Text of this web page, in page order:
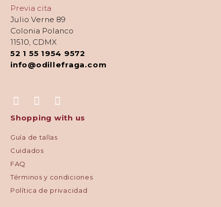
Previa cita
Julio Verne 89
Colonia Polanco
11510, CDMX
52 1 55 1954 9572
info@odillefraga.com
Shopping with us
Guía de tallas
Cuidados
FAQ
Términos y condiciones
Política de privacidad